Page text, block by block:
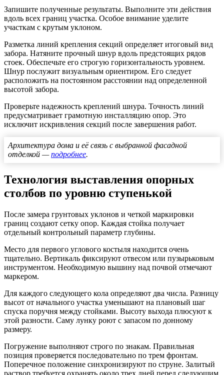
Запишите полученные результаты. Выполните эти действия
вдоль всех границ участка. Особое внимание уделите
участкам с крутым уклоном.
Разметка линий крепления секций определяет итоговый вид
забора. Натяните прочный шнур вдоль предстоящих рядов
стоек. Обеспечьте его строгую горизонтальность уровнем.
Шнур послужит визуальным ориентиром. Его следует
расположить на постоянном расстоянии над определенной
высотой забора.
Проверьте надежность креплений шнура. Точность линий
предусматривает грамотную инсталляцию опор. Это
исключит искривления секций после завершения работ.
Архитектура дома и её связь с выбранной фасадной
отделкой —подробнее.
Технология выставления опорных
столбов по уровню ступенькой
После замера грунтовых уклонов и четкой маркировки
границ создают сетку опор. Каждая стойка получает
отдельный контрольный параметр глубины.
Место для первого углового костыля находится очень
тщательно. Вертикаль фиксируют отвесом или пузырьковым
инструментом. Необходимую вышину над почвой отмечают
маркером.
Для каждого следующего кола определяют два числа. Разницу
высот от начального участка уменьшают на плановый шаг
спуска поручня между стойками. Высоту выхода плюсуют к
этой разности. Саму лунку роют с запасом по донному
размеру.
Погружение выполняют строго по знакам. Правильная
позиция проверяется последовательно по трем фронтам.
Поперечное положение синхронизируют по струне. Залитый
раствор требуется охранять около трех дней перед следующим